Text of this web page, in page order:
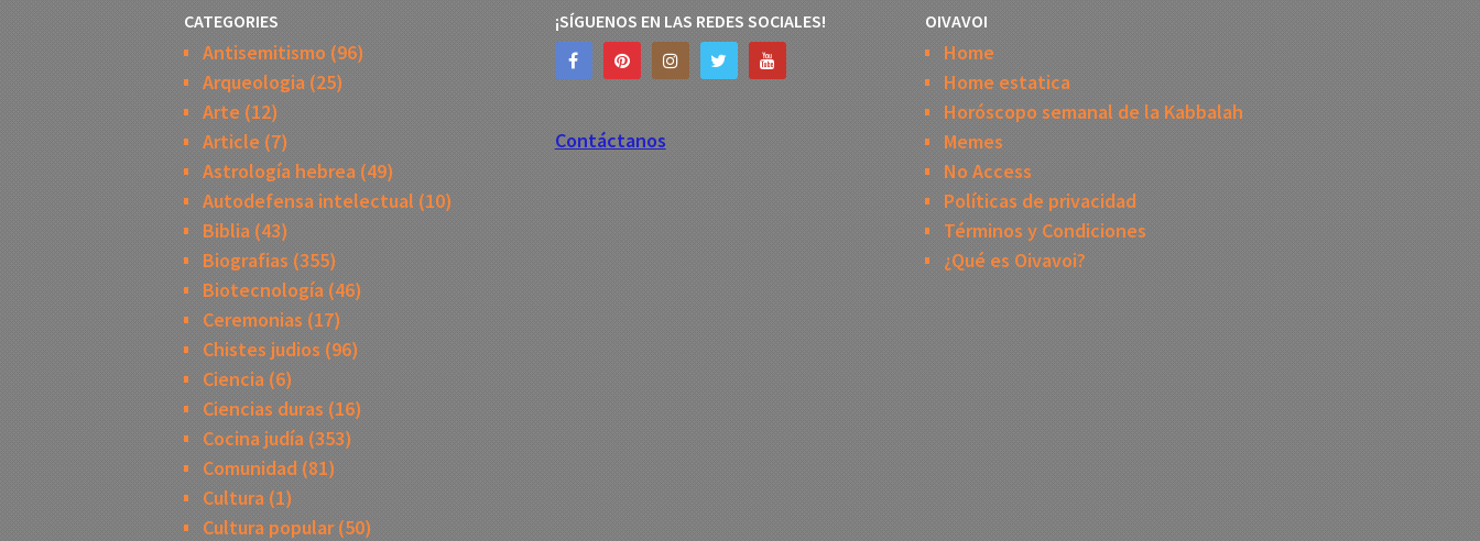
CATEGORIES
Antisemitismo (96)
Arqueologia (25)
Arte (12)
Article (7)
Astrología hebrea (49)
Autodefensa intelectual (10)
Biblia (43)
Biografias (355)
Biotecnología (46)
Ceremonias (17)
Chistes judios (96)
Ciencia (6)
Ciencias duras (16)
Cocina judía (353)
Comunidad (81)
Cultura (1)
Cultura popular(50)
¡SÍGUENOS EN LAS REDES SOCIALES!
Contáctanos
OIVAVOI
Home
Home estatica
Horóscopo semanal de la Kabbalah
Memes
No Access
Políticas de privacidad
Términos y Condiciones
¿Qué es Oivavoi?